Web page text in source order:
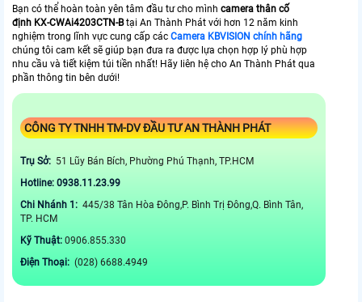
Bạn có thể hoàn toàn yên tâm đầu tư cho mình camera thân cố
định KX-CWAi4203CTN-Btại An Thành Phát với hơn 12 năm kinh
nghiệm trong lĩnh vực cung cấp các Camera KBVISION chính hãng
chúng tôi cam kết sẽ giúp bạn đưa ra được lựa chọn hợp lý phù hợp
nhu cầu và tiết kiệm túi tiền nhất! Hãy liên hệ cho An Thành Phát qua
phần thông tin bên dưới!
CÔNG TY TNHH TM-DV ĐẦU TƯ AN THÀNH PHÁT
Trụ Sở: 51 Lũy Bán Bích, Phường Phú Thạnh, TP.HCM
Hotline: 0938.11.23.99
Chi Nhánh 1: 445/38 Tân Hòa Đông,P. Bình Trị Đông,Q. Bình Tân,
TP. HCM
Kỹ Thuật: 0906.855.330
Điện Thoại: (028) 6688.4949